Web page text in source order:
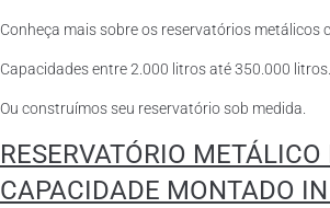
Conheça mais sobre os reservatórios metálicos
Capacidades entre 2.000 litros até 350.000 litros.
Ou construímos seu reservatório sob medida.
RESERVATÓRIO METÁLICO
CAPACIDADE MONTADO